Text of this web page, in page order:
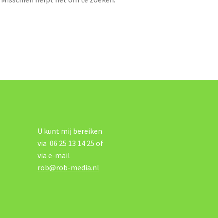
U kunt mij bereiken
via 06 25 13 14 25 of
via e-mail
rob@rob-media.nl